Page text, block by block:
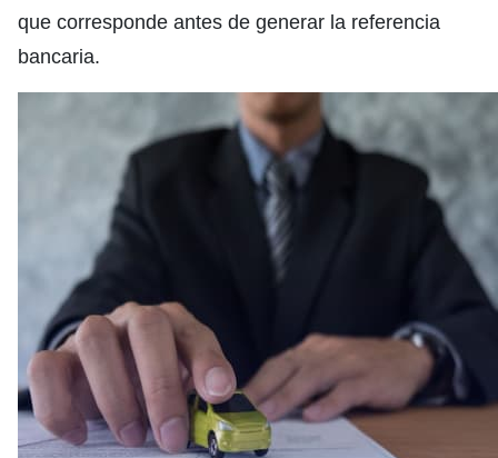
que corresponde antes de generar la referencia
bancaria.